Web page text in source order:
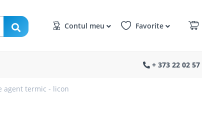
Contul meu Favorite
+ 373 22 02 57
agent termic - licon